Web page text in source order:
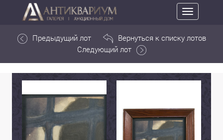
Toggle
navigation
Предыдущий лот
Вернуться к списку лотов
Следующий лот